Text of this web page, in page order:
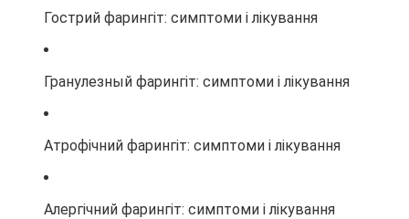
Гострий фарингіт: симптоми і лікування
Гранулезный фарингіт: симптоми і лікування
Атрофічний фарингіт: симптоми і лікування
Алергічний фарингіт: симптоми і лікування